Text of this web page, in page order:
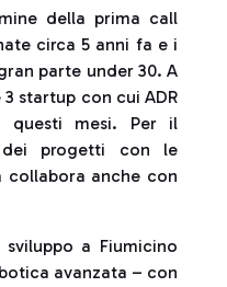
della prima call
circa 5 anni fa e i
parte under 30. A
startup con cui ADR
questi mesi. Per il
dei progetti con le
collabora anche con
a Fiumicino
avanzata – con